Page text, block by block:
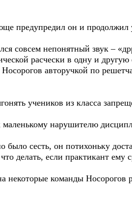
предупредил он и продолжил
совсем непонятный звук –
расчески в одну и
авторучкой по
учеников из класса
нарушителю
сесть, он потихоньку
делать, если практикант ему
команды Носорогов